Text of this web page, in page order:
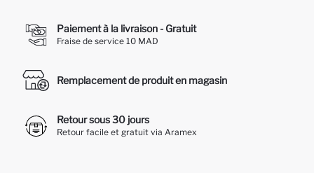
Paiement à la livraison - Gratuit
Fraise de service 10 MAD
Remplacement de produit en magasin
Retour sous 30 jours
Retour facile et gratuit via Aramex